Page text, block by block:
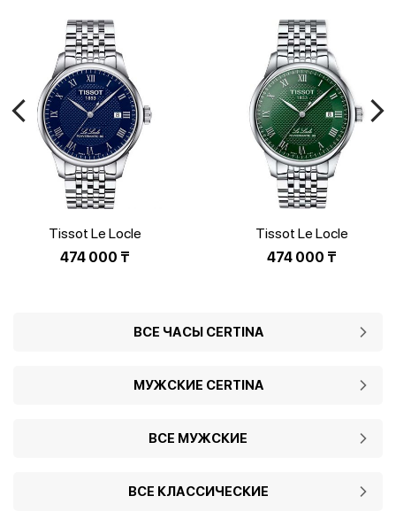
Tissot Le Locle
T006.407.11.043.00
474 000 ₸
Tissot Le Locle
T006.407.11.093.00
474 000 ₸
ВСЕ ЧАСЫ CERTINA
МУЖСКИЕ CERTINA
ВСЕ МУЖСКИЕ
ВСЕ КЛАССИЧЕСКИЕ